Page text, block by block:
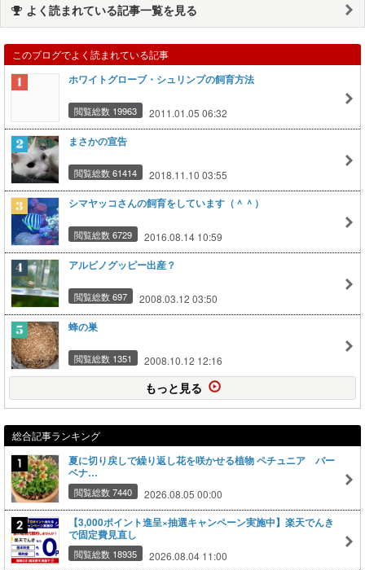
よく読まれている記事一覧を見る
このブログでよく読まれている記事
ホワイトグローブ・シュリンプの飼育方法
閲覧総数 19963 2011.01.05 06:32
まさかの宣告
閲覧総数 61414 2018.11.10 03:55
シマヤッコさんの飼育をしています（＾＾）
閲覧総数 6729 2016.08.14 10:59
アルビノグッピー出産？
閲覧総数 697 2008.03.12 03:50
蜂の巣
閲覧総数 1351 2008.10.12 12:16
もっと見る
総合記事ランキング
夏に切り戻しで繰り返し花を咲かせる植物 ペチュニア バー
ベナ…
閲覧総数 7440 2026.08.05 00:00
【3,000ポイント進呈×抽選キャンペーン実施中】楽天でんき
で固定費見直し
閲覧総数 18935 2026.08.04 11:00